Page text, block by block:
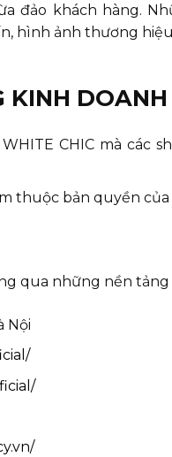
đảo khách hàng.
hình ảnh thương
KINH
CHIC mà các
thuộc bản quyền của
qua những nền
Nội